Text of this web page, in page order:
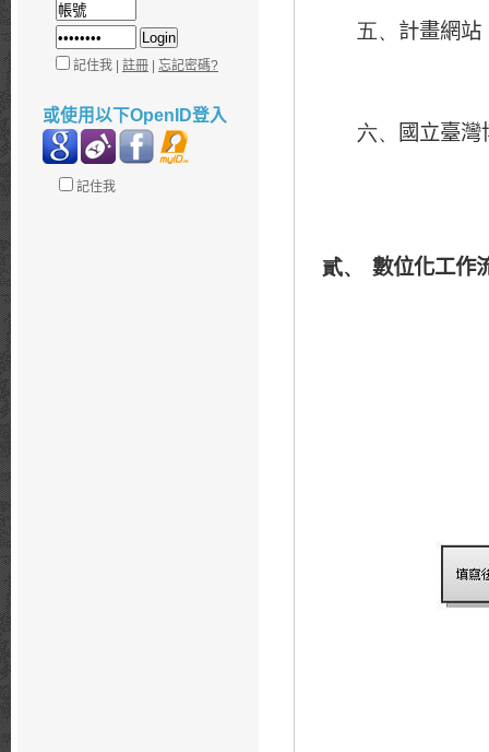
記住我 | 註冊 | 忘記密碼?
或使用以下OpenID登入
記住我
五、 計畫網站
六、 國立臺
貳、 數位化工作